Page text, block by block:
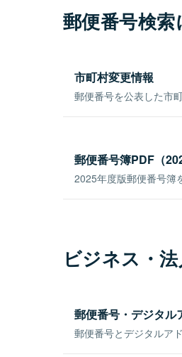
郵便番号検
市町村変更情報
郵便番号を公表した市
郵便番号簿PDF（
2025年度版郵便番号簿
ビジネス・
郵便番号・デジタル
郵便番号とデジタルア